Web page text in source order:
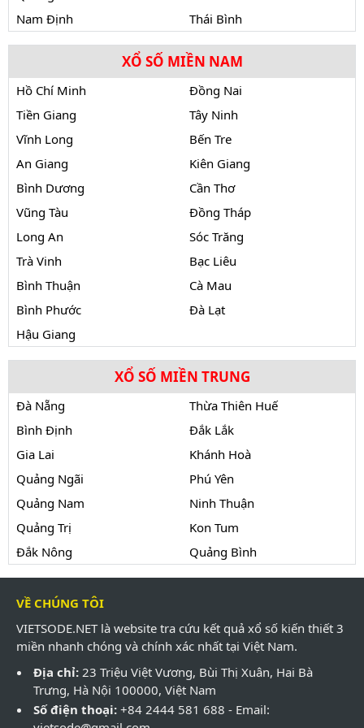
Nam Định
Thái Bình
XỔ SỐ MIỀN NAM
Hồ Chí Minh
Đồng Nai
Tiền Giang
Tây Ninh
Vĩnh Long
Bến Tre
An Giang
Kiên Giang
Bình Dương
Cần Thơ
Vũng Tàu
Đồng Tháp
Long An
Sóc Trăng
Trà Vinh
Bạc Liêu
Bình Thuận
Cà Mau
Bình Phước
Đà Lạt
Hậu Giang
XỔ SỐ MIỀN TRUNG
Đà Nẵng
Thừa Thiên Huế
Bình Định
Đắk Lắk
Gia Lai
Khánh Hoà
Quảng Ngãi
Phú Yên
Quảng Nam
Ninh Thuận
Quảng Trị
Kon Tum
Đắk Nông
Quảng Bình
VỀ CHÚNG TÔI
VIETSODE.NET là website tra cứu kết quả xổ số kiến thiết 3
miền nhanh chóng và chính xác nhất tại Việt Nam.
Địa chỉ: 23 Triệu Việt Vương, Bùi Thị Xuân, Hai Bà
Trưng, Hà Nội 100000, Việt Nam
Số điện thoại: +84 2444 581 688 - Email: